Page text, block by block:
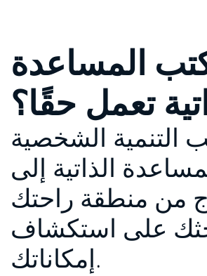
المساعدة
تعمل حقًا؟
التنمية الشخصية
الذاتية إلى
من منطقة راحتك
على استكشاف
إمكاناتك.